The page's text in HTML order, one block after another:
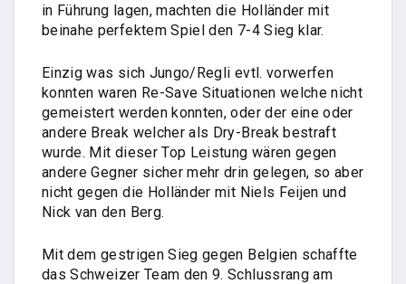
in Führung lagen, machten die Holländer mit
beinahe perfektem Spiel den 7-4 Sieg klar.
Einzig was sich Jungo/Regli evtl. vorwerfen
konnten waren Re-Save Situationen welche nicht
gemeistert werden konnten, oder der eine oder
andere Break welcher als Dry-Break bestraft
wurde. Mit dieser Top Leistung wären gegen
andere Gegner sicher mehr drin gelegen, so aber
nicht gegen die Holländer mit Niels Feijen und
Nick van den Berg.
Mit dem gestrigen Sieg gegen Belgien schaffte
das Schweizer Team den 9. Schlussrang am